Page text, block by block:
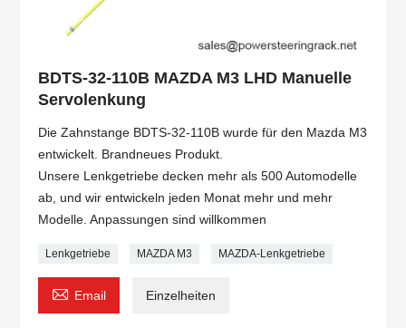
BDTS-32-110B MAZDA M3 LHD Manuelle
Servolenkung
Die Zahnstange BDTS-32-110B wurde für den Mazda M3
entwickelt. Brandneues Produkt.
Unsere Lenkgetriebe decken mehr als 500 Automodelle
ab, und wir entwickeln jeden Monat mehr und mehr
Modelle. Anpassungen sind willkommen
Lenkgetriebe MAZDA M3 MAZDA-Lenkgetriebe
 Email Einzelheiten